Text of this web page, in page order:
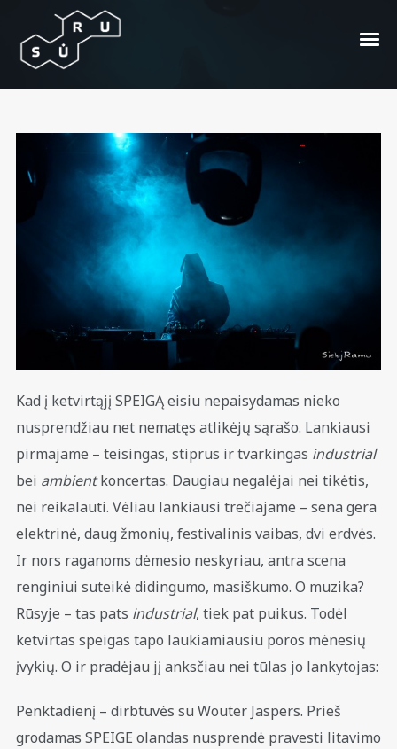
Dvi dienos Speigo
Posted On2013/02/13 In Bangos
Šėlsta
Kad į ketvirtąjį SPEIGĄ eisiu nepaisydamas nieko
nusprendžiau net nematęs atlikėjų sąrašo. Lankiausi
pirmajame – teisingas, stiprus ir tvarkingas industrial
bei ambientkoncertas. Daugiau negalėjai nei tikėtis,
nei reikalauti. Vėliau lankiausi trečiajame – sena gera
elektrinė, daug žmonių, festivalinis vaibas, dvi erdvės.
Ir nors raganoms dėmesio neskyriau, antra scena
renginiui suteikė didingumo, masiškumo. O muzika?
Rūsyje – tas pats industrial, tiek pat puikus. Todėl
ketvirtas speigas tapo laukiamiausiu poros mėnesių
įvykių. O ir pradėjau jį anksčiau nei tūlas jo lankytojas:
Penktadienį – dirbtuvės su Wouter Jaspers. Prieš
grodamas SPEIGE olandas nusprendė pravesti litavimo